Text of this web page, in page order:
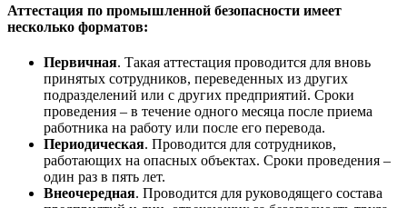
Аттестация по промышленной безопасности имеет
несколько форматов:
Первичная. Такая аттестация проводится для вновь
принятых сотрудников, переведенных из других
подразделений или с других предприятий. Сроки
проведения – в течение одного месяца после приема
работника на работу или после его перевода.
Периодическая. Проводится для сотрудников,
работающих на опасных объектах. Сроки проведения –
один раз в пять лет.
Внеочередная. Проводится для руководящего состава